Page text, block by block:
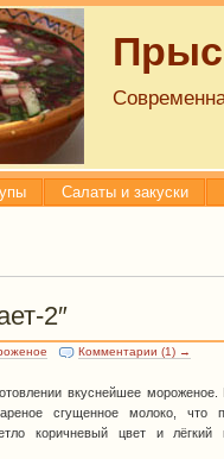
Салаты и закуски
2″
Комментарии (1) →
вкуснейшее мороженое.
сгущенное молоко, что
коричневый цвет и лёгкий